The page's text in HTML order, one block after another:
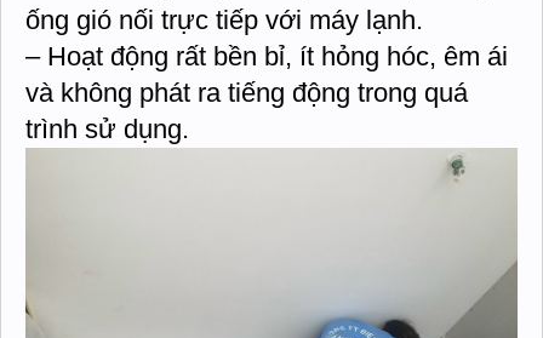
ống gió nối trực tiếp với máy lạnh.
– Hoạt động rất bền bỉ, ít hỏng hóc, êm ái
và không phát ra tiếng động trong quá
trình sử dụng.